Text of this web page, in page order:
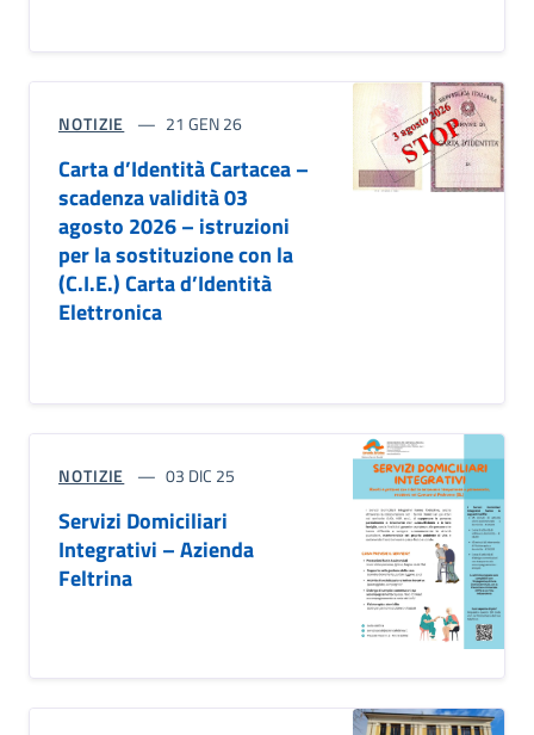
NOTIZIE 21 GEN 26
Carta d’Identità Cartacea –
scadenza validità 03
agosto 2026 – istruzioni
per la sostituzione con la
(C.I.E.) Carta d’Identità
Elettronica
NOTIZIE 03 DIC 25
Servizi Domiciliari
Integrativi – Azienda
Feltrina